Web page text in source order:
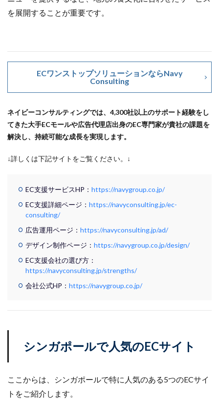
を展開することが重要です。
ECワンストップソリューションならNavy
Consulting
ネイビーコンサルティングでは、4,300社以上のサポート経験をし
てきた大手ECモールや広告代理店出身のEC専門家が貴社の課題を
解決し、持続可能な成長を実現します。
↓詳しくは下記サイトをご覧ください。↓
EC支援サービスHP： https://navygroup.co.jp/
EC支援詳細ページ： https://navyconsulting.jp/ec-
consulting/
広告運用ページ： https://navyconsulting.jp/ad/
デザイン制作ページ： https://navygroup.co.jp/design/
EC支援会社の選び方：
https://navyconsulting.jp/strengths/
会社公式HP： https://navygroup.co.jp/
シンガポールで人気のECサイト
ここからは、シンガポールで特に人気のある5つのECサイ
トをご紹介します。